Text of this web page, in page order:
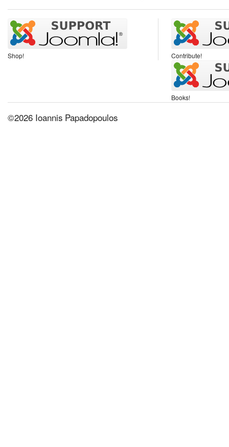
Shop! Contribute!
Books!
©2026 Ioannis Papadopoulos